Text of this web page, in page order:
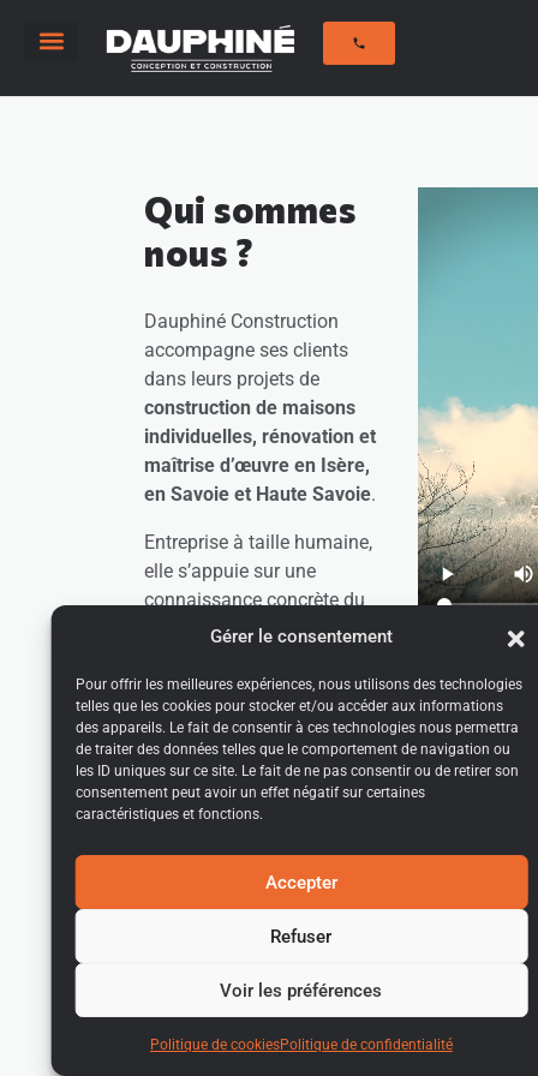
Gérer le consentement
Pour offrir les meilleures expériences, nous utilisons des technologies
telles que les cookies pour stocker et/ou accéder aux informations
des appareils. Le fait de consentir à ces technologies nous permettra
de traiter des données telles que le comportement de navigation ou
les ID uniques sur ce site. Le fait de ne pas consentir ou de retirer son
consentement peut avoir un effet négatif sur certaines
caractéristiques et fonctions.
Accepter
Refuser
Voir les préférences
Politique de cookiesPolitique de confidentialité
Qui sommes
nous ?
Dauphiné Construction
accompagne ses clients
dans leurs projets de
construction de maisons
individuelles, rénovation et
maîtrise d’œuvre en Isère,
en Savoie et Haute Savoie.
Entreprise à taille humaine,
elle s’appuie sur une
connaissance concrète du
terrain et une approche
besoins spécifiques de
chaque projet, qu’il s’agisse
de bâtir, transformer ou
rénover un lieu de vie.
De la première réflexion
jusqu’à la réalisation,
l’objectif reste le même :
proposer un
accompagnement fiable,
résultat durable